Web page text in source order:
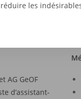
les
AG GeOF
d’assistant-